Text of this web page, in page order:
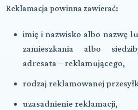
Reklamacja powinna zawierać:
imię i nazwisko albo nazwę
zamieszkania albo
adresata – reklamującego,
rodzaj reklamowanej
uzasadnienie reklamacji,